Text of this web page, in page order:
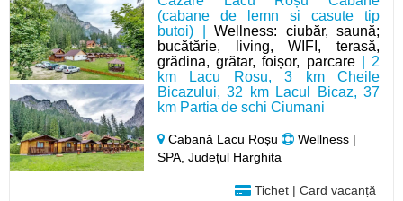
(cabane de lemn si casute tip
butoi) |Wellness: ciubăr, saună;
bucătărie, living, WIFI, terasă,
grădina, grătar, foișor, parcare| 2
km Lacu Rosu, 3 km Cheile
Bicazului, 32 km Lacul Bicaz, 37
km Partia de schi Ciumani
Cabană Lacu Roșu
Wellness |
SPA, Județul Harghita
Tichet | Card vacanță